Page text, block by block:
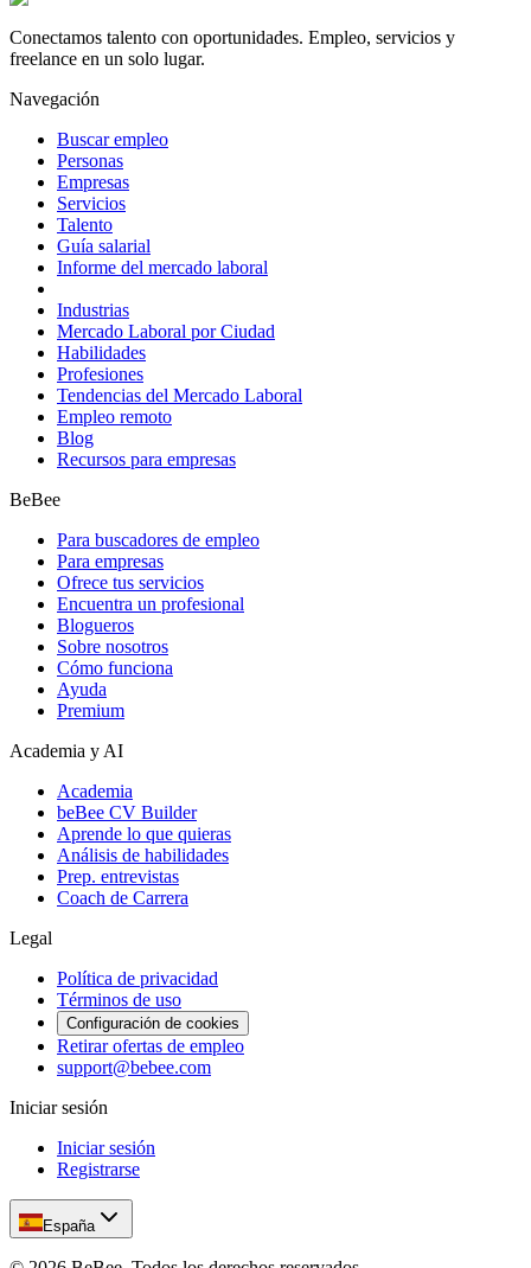
Conectamos talento con oportunidades. Empleo, servicios y
freelance en un solo lugar.
Navegación
Buscar empleo
Personas
Empresas
Servicios
Talento
Guía salarial
Informe del mercado laboral
Industrias
Mercado Laboral por Ciudad
Habilidades
Profesiones
Tendencias del Mercado Laboral
Empleo remoto
Blog
Recursos para empresas
BeBee
Para buscadores de empleo
Para empresas
Ofrece tus servicios
Encuentra un profesional
Blogueros
Sobre nosotros
Cómo funciona
Ayuda
Premium
Academia y AI
Academia
beBee CV Builder
Aprende lo que quieras
Análisis de habilidades
Prep. entrevistas
Coach de Carrera
Legal
Política de privacidad
Términos de uso
Configuración de cookies
Retirar ofertas de empleo
support@bebee.com
Iniciar sesión
Iniciar sesión
Registrarse
España